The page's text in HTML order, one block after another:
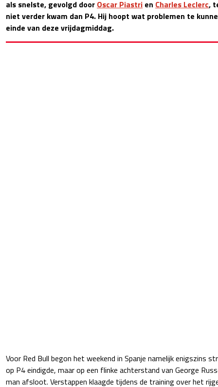
als snelste, gevolgd door Oscar Piastri en Charles Leclerc,
niet verder kwam dan P4. Hij hoopt wat problemen te
einde van deze vrijdagmiddag.
Voor Red Bull begon het weekend in Spanje namelijk enigszins
op P4 eindigde, maar op een flinke achterstand van George
man afsloot. Verstappen klaagde tijdens de training over het